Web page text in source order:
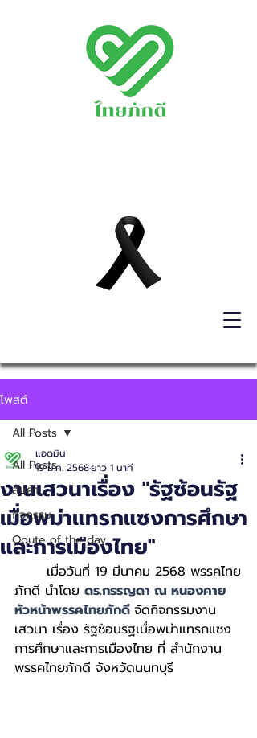
โพสต์
All Posts
สินค้า
กิจกรรม
Qoute of the day
All Posts
งานเสวนาเรื่อง "รัฐซ้อนรัฐ
เมื่อพม่าแทรกแซงการศึกษา
และการเมืองไทย"
แอดมิน
19 มี.ค. 2568ยาว 1 นาที
ภักดี นำโดย ดร.กรรญดา ณ หนองคาย
หัวหน้าพรรคไทยภักดี จัดกิจกรรมงาน
เสวนา เรื่อง รัฐซ้อนรัฐเมื่อพม่าแทรกแซง
การศึกษาและการเมืองไทย ที่ สำนักงาน
พรรคไทยภักดี จังหวัดนนทบุรี